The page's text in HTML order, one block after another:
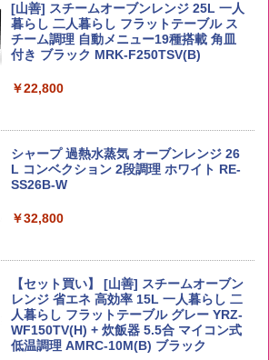
by Amazon 国産ブレンド米 精米 5kg
￥2,650
らめき 5kg 令和7年産
￥5,809
by Amazon あきたこまちブレンド 無洗
米 5kg
￥3,396
ブラックニッカ ニッカ Nikka ウィスキ
ー4000ml ブラックニッカクリア ウヰス
キー 【日本 アサヒ ウィスキー】 大容量
お得 4リットル
￥4,327
角瓶 2700ml サントリー ウイスキー ハ
イボール 大容量
角ハイボール 350ml×24本 サントリー ウ
イスキー ハイボール 缶
￥4,927
チキンラーメン どんぶり 85g×12個 日清
食品 インスタント カップ麺
￥1,939
麺 小腹 インスタント アウトドアにも ロ
ーリングストック 大人買い おやつカン
パニー
￥1,288
カップヌードル カップヌードルPRO シ
ーフードヌードル 高たんぱく&低糖質 さ
らに塩分控えめ 78g×12個
￥2,698
[山善] スチームオーブンレンジ 25L 一人
暮らし 二人暮らし フラットテーブル ス
チーム調理 自動メニュー19種搭載 角皿
付き ブラック MRK-F250TSV(B)
￥22,800
シャープ 過熱水蒸気 オーブンレンジ 26
L コンベクション 2段調理 ホワイト RE-
SS26B-W
￥32,800
【セット買い】 [山善] スチームオーブン
レンジ 省エネ 高効率 15L 一人暮らし 二
人暮らし フラットテーブル グレー YRZ-
WF150TV(H) + 炊飯器 5.5合 マイコン式
低温調理 AMRC-10M(B) ブラック